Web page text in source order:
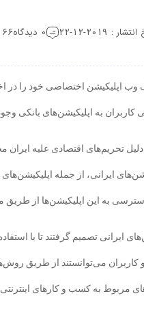
: 2019-12-22 0 دیدگاه 166
وب اپلیکیشن اختصاصی خود را در
به اپلیکیشن‌های بانکی
اپل به دلیل تحریم‌های اقتصادی علیه
ایرانی، از جمله اپلیکیشن‌های
به این اپلیکیشن‌ها از طریق
ایرانی تصمیم گرفتند تا با
و کاربران می‌توانستند از طریق
مربوط به کسب و کارهای